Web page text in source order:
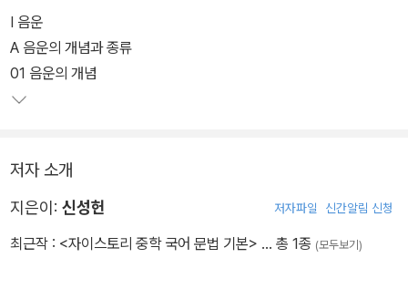
I 음운
A 음운의 개념과 종류
01 음운의 개념
저자 소개
지은이: 신성헌 저자파일 신간알림 신청
최근작 : <자이스토리 중학 국어 문법 기본> … 총 1종 (모두보기)